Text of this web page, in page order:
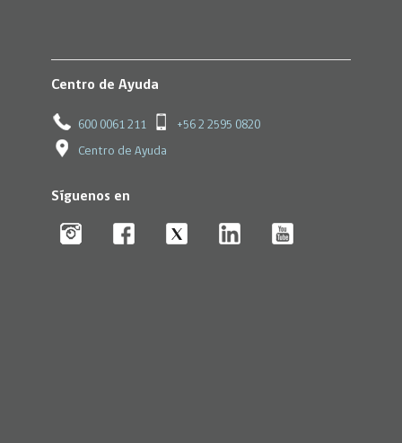
Centro de Ayuda
600 0061 211 +56 2 2595 0820
Centro de Ayuda
Síguenos en